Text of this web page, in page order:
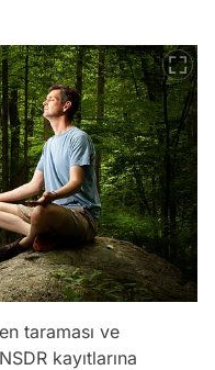
taraması ve
kayıtlarına